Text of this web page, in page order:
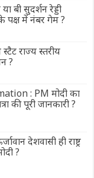
बी सुदर्शन रेड्डी
पक्ष में नंबर गेम ?
राज्य स्तरीय
?
: PM मोदी का
की पूरी जानकारी ?
देशवासी ही राष्ट्र
?